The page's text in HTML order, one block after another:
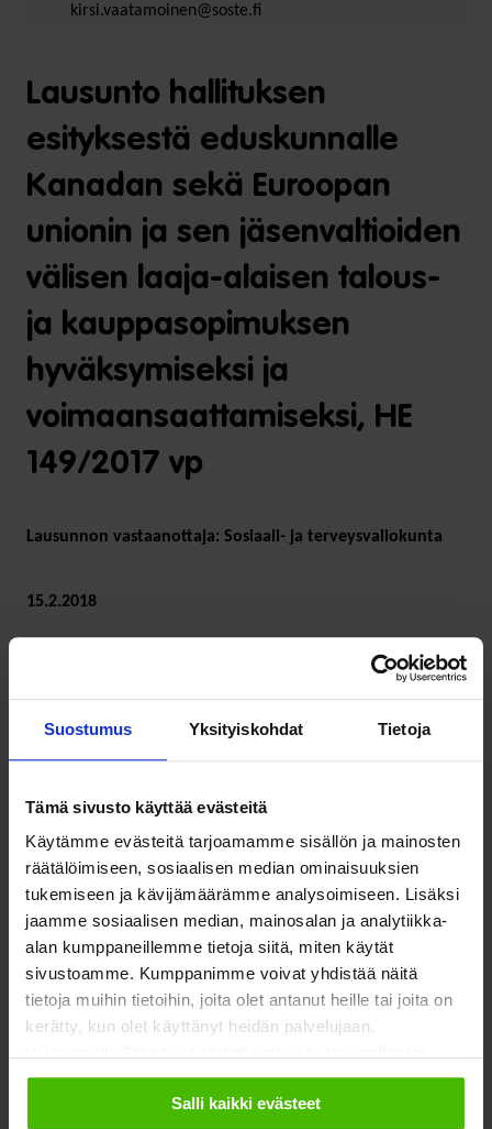
Suostumus Yksityiskohdat Tietoja
Tämä sivusto käyttää evästeitä
Käytämme evästeitä tarjoamamme sisällön ja mainosten
räätälöimiseen, sosiaalisen median ominaisuuksien
tukemiseen ja kävijämäärämme analysoimiseen. Lisäksi
jaamme sosiaalisen median, mainosalan ja analytiikka-
alan kumppaneillemme tietoja siitä, miten käytät
sivustoamme. Kumppanimme voivat yhdistää näitä
tietoja muihin tietoihin, joita olet antanut heille tai joita on
kerätty, kun olet käyttänyt heidän palvelujaan.
evästeisiin.
Salli kaikki evästeet
kirsi.vaatamoinen@soste.fi
Lausunto hallituksen
esityksestä eduskunnalle
Kanadan sekä Euroopan
unionin ja sen jäsenvaltioiden
välisen laaja-alaisen talous-
ja kauppasopimuksen
hyväksymiseksi ja
voimaansaattamiseksi, HE
149/2017 vp
Lausunnon vastaanottaja: Sosiaali- ja terveysvaliokunta
15.2.2018
Jaa tämä uutinen:
SOSTE Suomen sosiaali ja terveys ry
Yliopistonkatu 5
00100 Helsinki